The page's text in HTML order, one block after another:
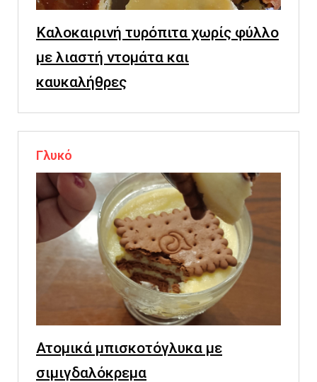
Καλοκαιρινή τυρόπιτα χωρίς φύλλο
με λιαστή ντομάτα και
καυκαλήθρες
Γλυκό
Ατομικά μπισκοτόγλυκα με
σιμιγδαλόκρεμα